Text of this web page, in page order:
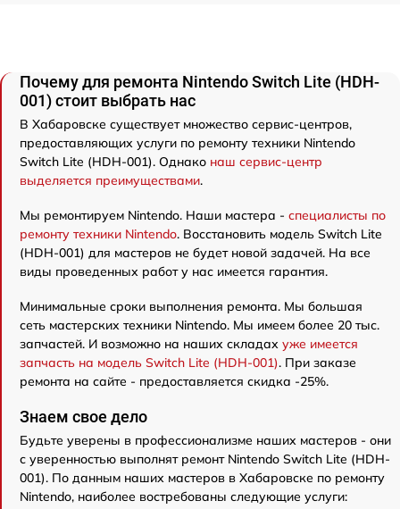
Почему для ремонта Nintendo Switch Lite (HDH-
001) стоит выбрать нас
В Хабаровске существует множество сервис-центров,
предоставляющих услуги по ремонту техники Nintendo
Switch Lite (HDH-001). Однако наш сервис-центр
выделяется преимуществами.
Мы ремонтируем Nintendo. Наши мастера - специалисты по
ремонту техники Nintendo. Восстановить модель Switch Lite
(HDH-001) для мастеров не будет новой задачей. На все
виды проведенных работ у нас имеется гарантия.
Минимальные сроки выполнения ремонта. Мы большая
сеть мастерских техники Nintendo. Мы имеем более 20 тыс.
запчастей. И возможно на наших складах уже имеется
запчасть на модель Switch Lite (HDH-001). При заказе
ремонта на сайте - предоставляется скидка -25%.
Знаем свое дело
Будьте уверены в профессионализме наших мастеров - они
с уверенностью выполнят ремонт Nintendo Switch Lite (HDH-
001). По данным наших мастеров в Хабаровске по ремонту
Nintendo, наиболее востребованы следующие услуги: